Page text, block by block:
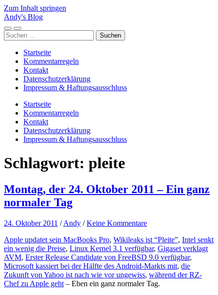
Zum Inhalt springen
Andy's Blog
Mobile-
Menü
Suchfeld
ein-/ausblenden
Suchen
nach:
Startseite
Kommentarregeln
Kontakt
Datenschutzerklärung
Impressum & Haftungsausschluss
Startseite
Kommentarregeln
Kontakt
Datenschutzerklärung
Impressum & Haftungsausschluss
Schlagwort: pleite
Montag, der 24. Oktober 2011 – Ein ganz
normaler Tag
24. Oktober 2011 /Andy /Keine Kommentare
Apple updatet sein MacBooks Pro, Wikileaks ist “Pleite”, Intel senkt
ein wenig die Preise, Linux Kernel 3.1 verfügbar, Gigaset verklagt
AVM, Erster Release Candidate von FreeBSD 9.0 verfügbar,
Microsoft kassiert bei der Hälfte des Android-Markts mit, die
Zukunft von Yahoo ist nach wie vor ungewiss, während der RZ-
Chef zu Apple geht – Eben ein ganz normaler Tag.